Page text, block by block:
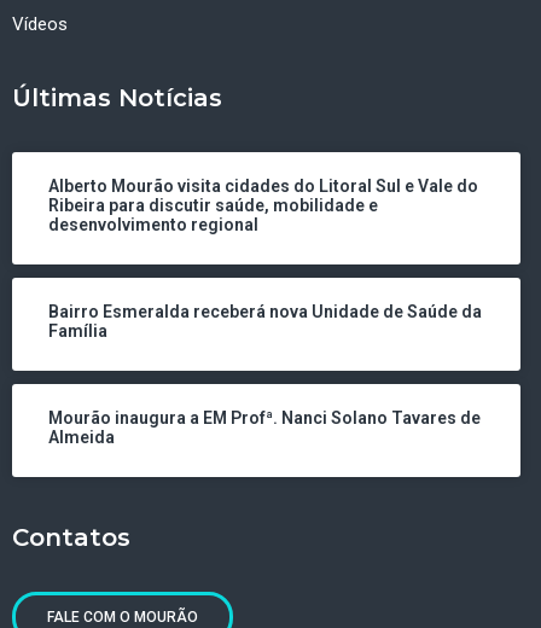
Vídeos
Últimas Notícias
Alberto Mourão visita cidades do Litoral Sul e Vale do
Ribeira para discutir saúde, mobilidade e
desenvolvimento regional
Bairro Esmeralda receberá nova Unidade de Saúde da
Família
Mourão inaugura a EM Profª. Nanci Solano Tavares de
Almeida
Contatos
FALE COM O MOURÃO